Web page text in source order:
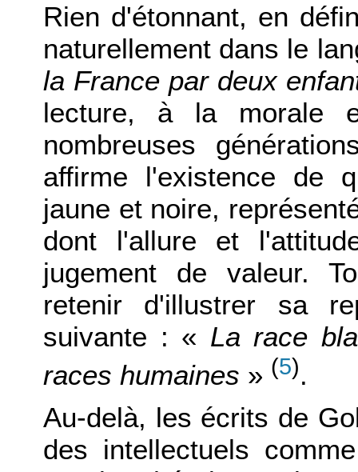
Rien d'étonnant, en
naturellement dans le
la France par deux
lecture, à la morale
nombreuses
affirme l'existence de
jaune et noire,
dont l'allure et
jugement de valeur.
retenir d'illustrer sa
suivante : « La race
races humaines » (5).
Au-delà, les écrits de
des intellectuels